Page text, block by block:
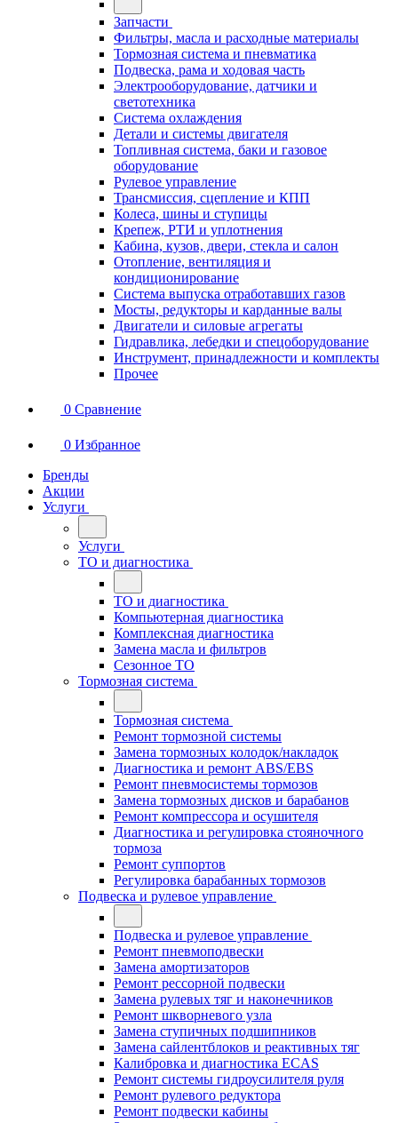
Запчасти
Фильтры, масла и расходные материалы
Тормозная система и пневматика
Подвеска, рама и ходовая часть
Электрооборудование, датчики и
светотехника
Система охлаждения
Детали и системы двигателя
Топливная система, баки и газовое
оборудование
Рулевое управление
Трансмиссия, сцепление и КПП
Колеса, шины и ступицы
Крепеж, РТИ и уплотнения
Кабина, кузов, двери, стекла и салон
Отопление, вентиляция и
кондиционирование
Система выпуска отработавших газов
Мосты, редукторы и карданные валы
Двигатели и силовые агрегаты
Гидравлика, лебедки и спецоборудование
Инструмент, принадлежности и комплекты
Прочее
0 Сравнение
0 Избранное
Бренды
Акции
Услуги
Услуги
ТО и диагностика
ТО и диагностика
Компьютерная диагностика
Комплексная диагностика
Замена масла и фильтров
Сезонное ТО
Тормозная система
Тормозная система
Ремонт тормозной системы
Замена тормозных колодок/накладок
Диагностика и ремонт ABS/EBS
Ремонт пневмосистемы тормозов
Замена тормозных дисков и барабанов
Ремонт компрессора и осушителя
Диагностика и регулировка стояночного
тормоза
Ремонт суппортов
Регулировка барабанных тормозов
Подвеска и рулевое управление
Подвеска и рулевое управление
Ремонт пневмоподвески
Замена амортизаторов
Ремонт рессорной подвески
Замена рулевых тяг и наконечников
Ремонт шкворневого узла
Замена ступичных подшипников
Замена сайлентблоков и реактивных тяг
Калибровка и диагностика ECAS
Ремонт системы гидроусилителя руля
Ремонт рулевого редуктора
Ремонт подвески кабины